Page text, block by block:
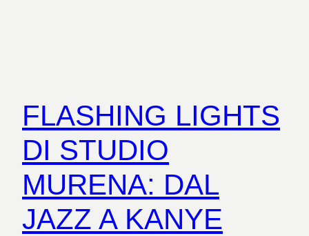
FLASHING LIGHTS
DI STUDIO
MURENA: DAL
JAZZ A KANYE